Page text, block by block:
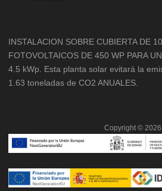
INSTALACION SOBRE CUBIERTA DE
FOTOVOLTAICOS DE 450 WP PARA
4.5 kWp. Esta planta solar evitará la
1.63 toneladas de CO2 ANUALES.
Copyright © 2026